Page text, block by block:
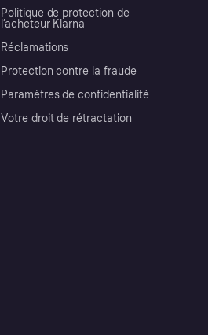
Politique de protection de
l’acheteur Klarna
Réclamations
Protection contre la fraude
Paramètres de confidentialité
Votre droit de rétractation